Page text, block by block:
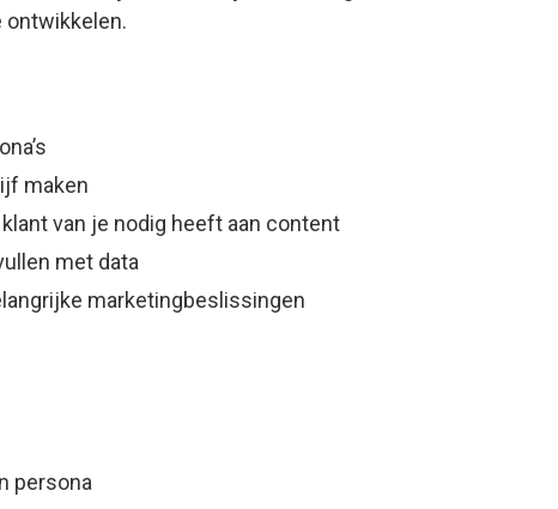
ontwikkelen.
maken
van je nodig heeft aan content
met data
marketingbeslissingen
persona